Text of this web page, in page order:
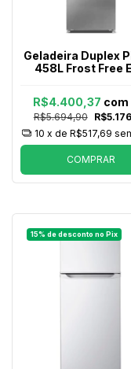
Geladeira Duplex
458L Frost Free
R$5.694,90
R$4.400,37 com
10 x de R$517,69
COMPRAR